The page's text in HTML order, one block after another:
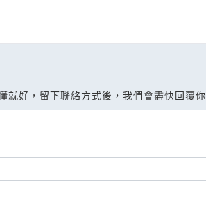
就好，留下聯絡方式後，我們會盡快回覆你